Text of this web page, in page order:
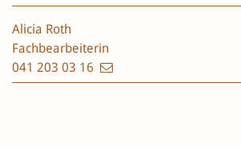
Alicia Roth
Fachbearbeiterin
041 203 03 16